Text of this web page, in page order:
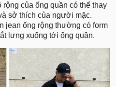
của ống quần có thể thay
sở thích của người mặc.
jean ống rộng thường có form
lưng xuống tới ống quần.